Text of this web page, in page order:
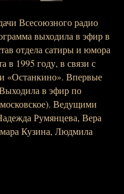
Всесоюзного радио
выходила в эфир в
отдела сатиры и юмора
в 1995 году, в связи с
«Останкино». Впервые
в эфир по
Ведущими
Румянцева, Вера
Кузина, Людмила